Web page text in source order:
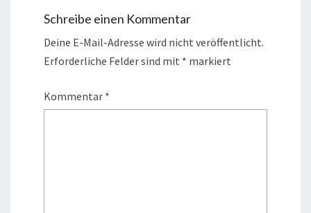
Schreibe einen Kommentar
Deine E-Mail-Adresse wird nicht veröffentlicht.
Erforderliche Felder sind mit * markiert
Kommentar *